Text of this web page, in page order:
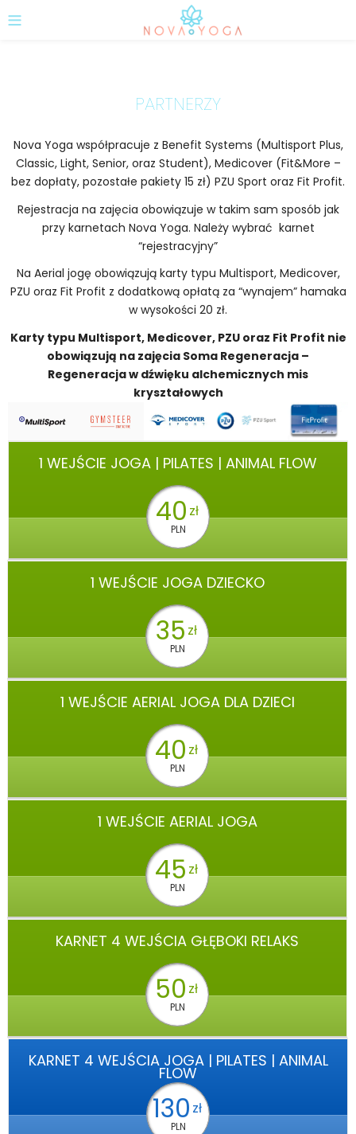
PARTNERZY
Nova Yoga współpracuje z Benefit Systems (Multisport Plus,
Classic, Light, Senior, oraz Student), Medicover (Fit&More –
bez dopłaty, pozostałe pakiety 15 zł) PZU Sport oraz Fit Profit.
Rejestracja na zajęcia obowiązuje w takim sam sposób jak
przy karnetach Nova Yoga. Należy wybrać karnet
“rejestracyjny”
Na Aerial jogę obowiązują karty typu Multisport, Medicover,
PZU oraz Fit Profit z dodatkową opłatą za “wynajem” hamaka
w wysokości 20 zł.
Karty typu Multisport, Medicover, PZU oraz Fit Profit nie
obowiązują na zajęcia Soma Regeneracja –
Regeneracja w dźwięku alchemicznych mis
kryształowych
1 WEJŚCIE JOGA | PILATES | ANIMAL FLOW
40 zł
PLN
1 WEJŚCIE JOGA DZIECKO
35 zł
PLN
1 WEJŚCIE AERIAL JOGA DLA DZIECI
40 zł
PLN
1 WEJŚCIE AERIAL JOGA
45 zł
PLN
KARNET 4 WEJŚCIA GŁĘBOKI RELAKS
50 zł
PLN
KARNET 4 WEJŚCIA JOGA | PILATES | ANIMAL
FLOW
130 zł
PLN